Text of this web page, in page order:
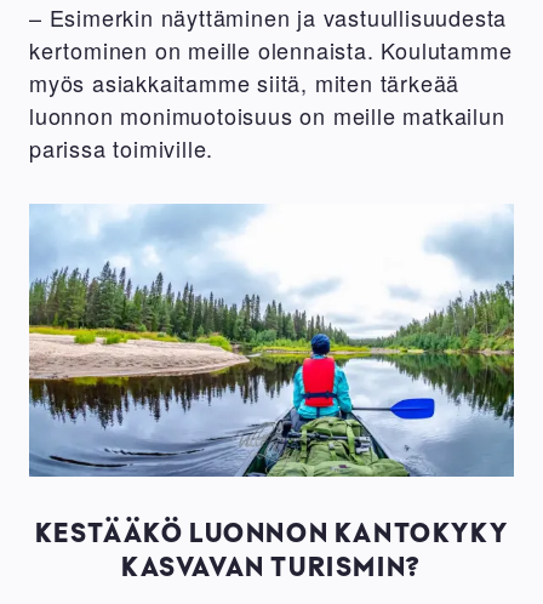
– Esimerkin näyttäminen ja vastuullisuudesta
kertominen on meille olennaista. Koulutamme
myös asiakkaitamme siitä, miten tärkeää
luonnon monimuotoisuus on meille matkailun
parissa toimiville.
KESTÄÄKÖ LUONNON KANTOKYKY
KASVAVAN TURISMIN?